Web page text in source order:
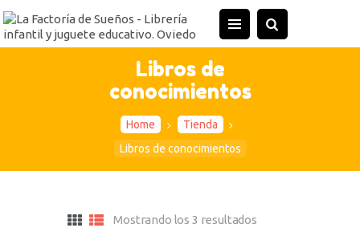
Libros de
conocimientos
Home
Tienda
Libros de conocimientos
Mostrando los 3 resultados